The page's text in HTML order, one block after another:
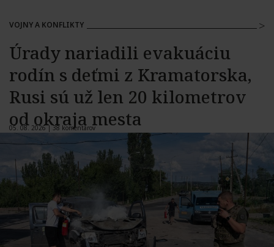
VOJNY A KONFLIKTY
Úrady nariadili evakuáciu
rodín s deťmi z Kramatorska,
Rusi sú už len 20 kilometrov
od okraja mesta
05. 08. 2026 |38 komentárov